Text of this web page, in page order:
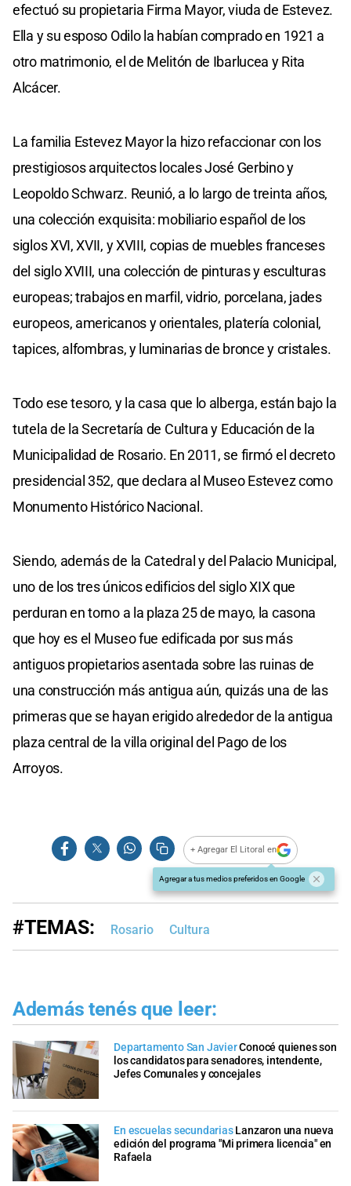
efectuó su propietaria Firma Mayor, viuda de Estevez.
Ella y su esposo Odilo la habían comprado en 1921 a
otro matrimonio, el de Melitón de Ibarlucea y Rita
Alcácer.
La familia Estevez Mayor la hizo refaccionar con los
prestigiosos arquitectos locales José Gerbino y
Leopoldo Schwarz. Reunió, a lo largo de treinta años,
una colección exquisita: mobiliario español de los
siglos XVI, XVII, y XVIII, copias de muebles franceses
del siglo XVIII, una colección de pinturas y esculturas
europeas; trabajos en marfil, vidrio, porcelana, jades
europeos, americanos y orientales, platería colonial,
tapices, alfombras, y luminarias de bronce y cristales.
Todo ese tesoro, y la casa que lo alberga, están bajo la
tutela de la Secretaría de Cultura y Educación de la
Municipalidad de Rosario. En 2011, se firmó el decreto
presidencial 352, que declara al Museo Estevez como
Monumento Histórico Nacional.
Siendo, además de la Catedral y del Palacio Municipal,
uno de los tres únicos edificios del siglo XIX que
perduran en torno a la plaza 25 de mayo, la casona
que hoy es el Museo fue edificada por sus más
antiguos propietarios asentada sobre las ruinas de
una construcción más antigua aún, quizás una de las
primeras que se hayan erigido alrededor de la antigua
plaza central de la villa original del Pago de los
Arroyos.
+ Agregar El Litoral en
Agregar a tus medios preferidos en Google
#TEMAS: Rosario Cultura
Además tenés que leer:
Departamento San JavierConocé quienes son
los candidatos para senadores, intendente,
Jefes Comunales y concejales
En escuelas secundarias Lanzaron una nueva
edición del programa "Mi primera licencia" en
Rafaela